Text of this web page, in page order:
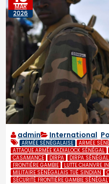
MAR
2026
admin International
ARMÉE SÉNÉGALAISE
ARMÉE
ATTAQUE ARMÉE KADIALOCK SÉNÉGAL
CASAMANCE
DIRPA
DIRPA
FRONTIÈRE GAMBIE
LUTTE CHANVRE
MILITAIRE SÉNÉGALAIS TUÉ SINDIAN
SÉCURITÉ FRONTIÈRE GAMBIE SÉNÉGAL